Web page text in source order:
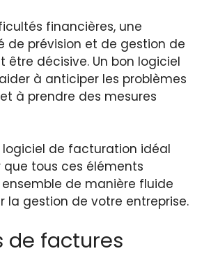
financières, une
de prévision et de gestion de
être décisive. Un bon logiciel
à anticiper les problèmes
à prendre des mesures
logiciel de facturation idéal
que tous ces éléments
de manière fluide
la gestion de votre entreprise.
de factures